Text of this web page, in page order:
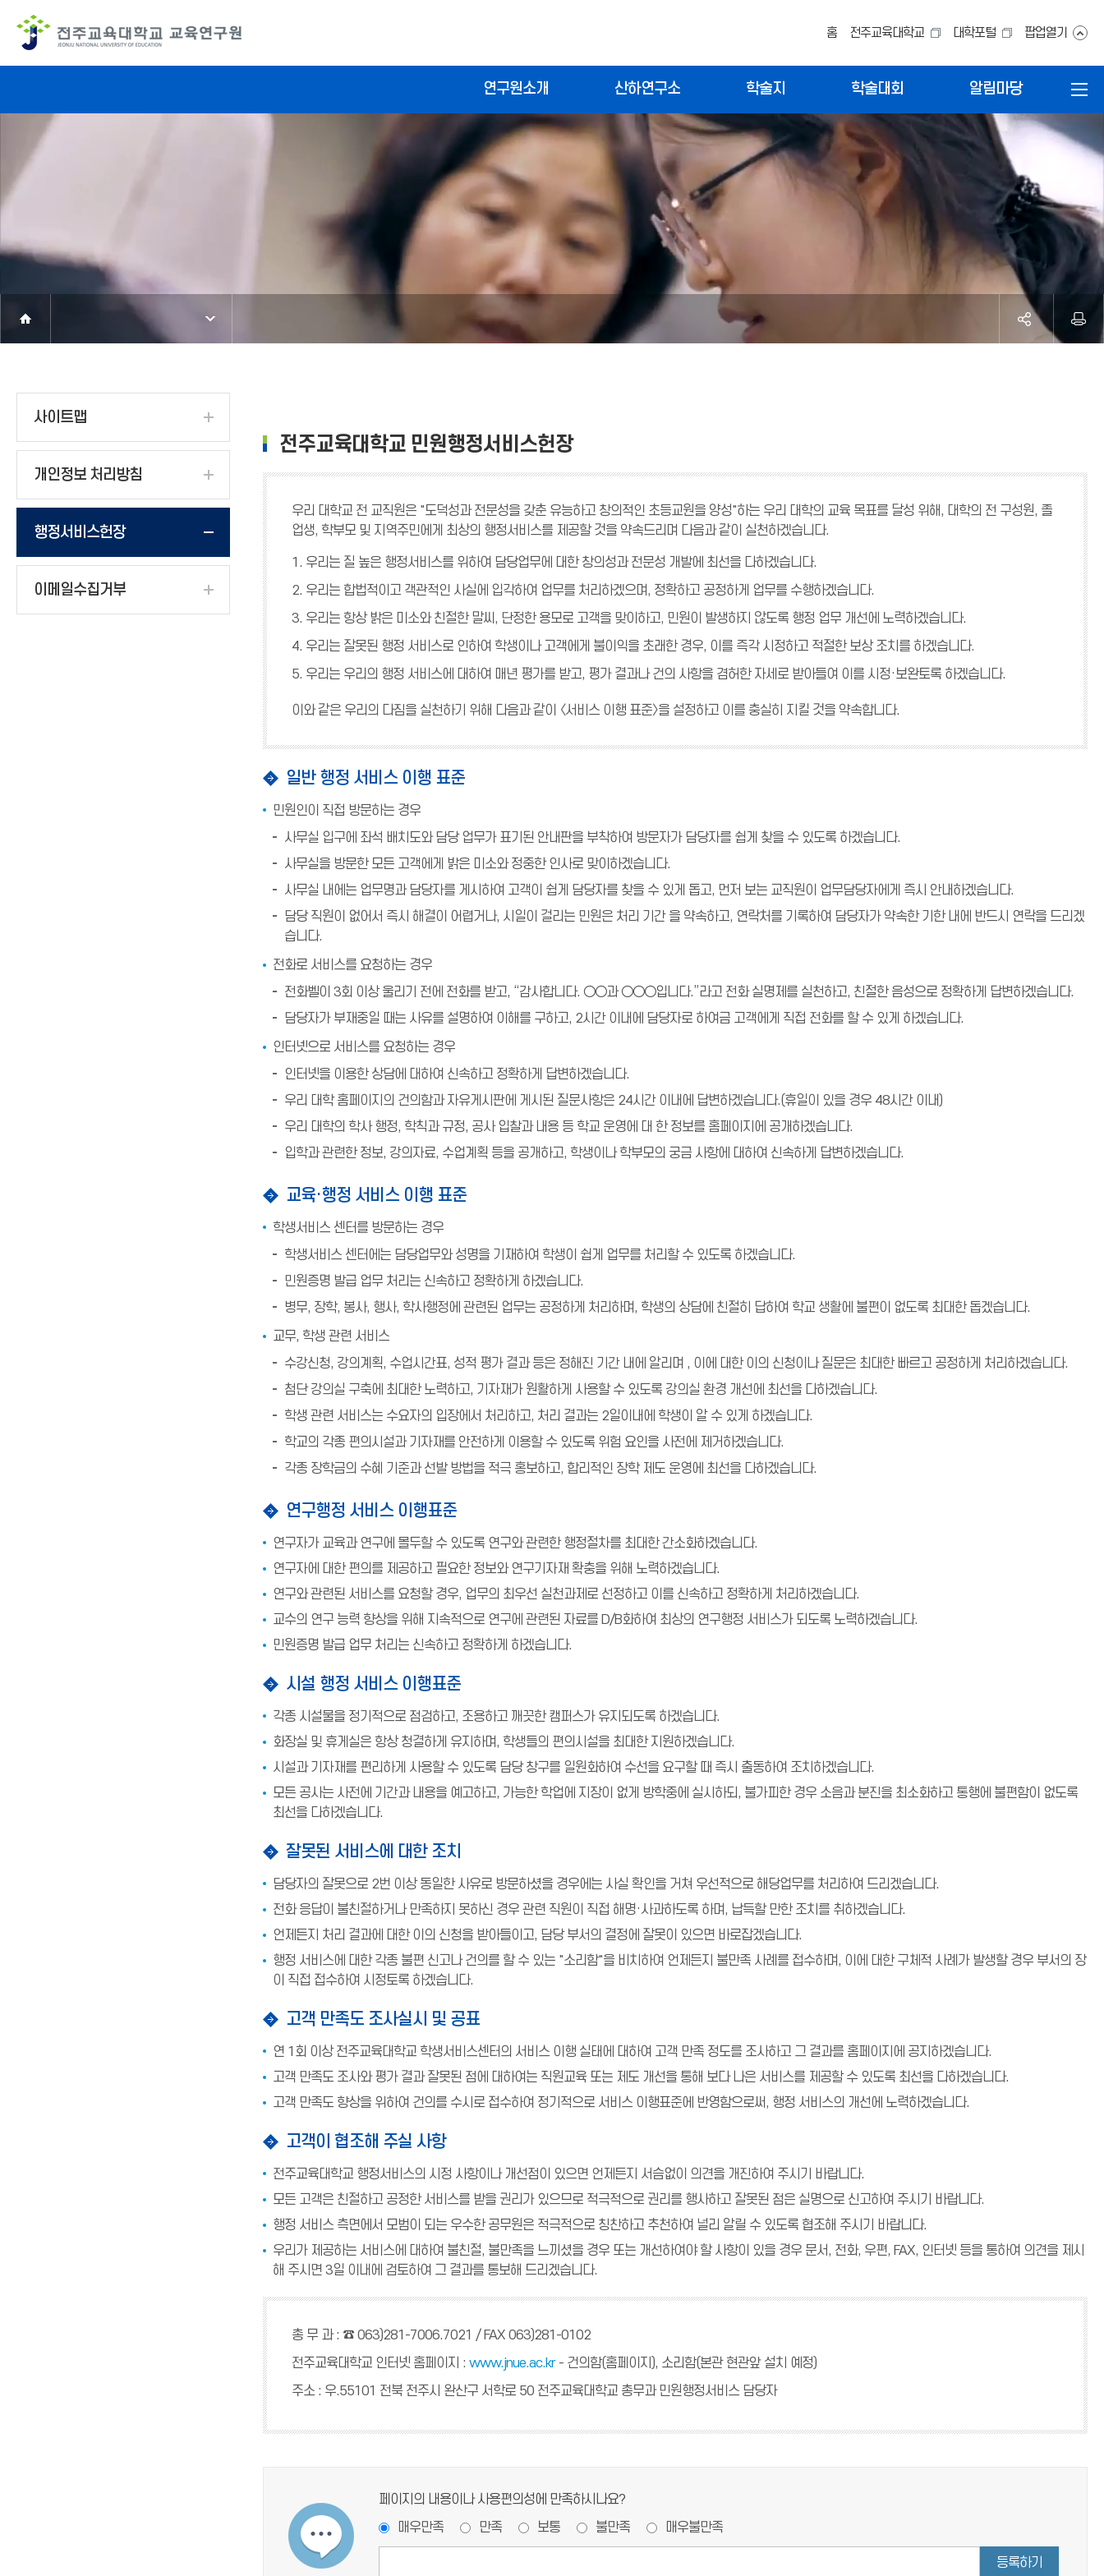
홈 전주교육대학교 대학포털 팝업열기
연구원소개 산하연구소 학술지 학술대회 알림마당
사이트맵
개인정보 처리방침
행정서비스헌장
이메일수집거부
전주교육대학교 민원행정서비스헌장
우리 대학교 전 교직원은 "도덕성과 전문성을 갖춘 유능하고 창의적인 초등교원을 양성"하는 우리 대학의 교육 목표를 달성 위해, 대학의 전 구성원, 졸
업생, 학부모 및 지역주민에게 최상의 행정서비스를 제공할 것을 약속드리며 다음과 같이 실천하겠습니다.
1. 우리는 질 높은 행정서비스를 위하여 담당업무에 대한 창의성과 전문성 개발에 최선을 다하겠습니다.
2. 우리는 합법적이고 객관적인 사실에 입각하여 업무를 처리하겠으며, 정확하고 공정하게 업무를 수행하겠습니다.
3. 우리는 항상 밝은 미소와 친절한 말씨, 단정한 용모로 고객을 맞이하고, 민원이 발생하지 않도록 행정 업무 개선에 노력하겠습니다.
4. 우리는 잘못된 행정 서비스로 인하여 학생이나 고객에게 불이익을 초래한 경우, 이를 즉각 시정하고 적절한 보상 조치를 하겠습니다.
5. 우리는 우리의 행정 서비스에 대하여 매년 평가를 받고, 평가 결과나 건의 사항을 겸허한 자세로 받아들여 이를 시정·보완토록 하겠습니다.
이와 같은 우리의 다짐을 실천하기 위해 다음과 같이 〈서비스 이행 표준〉을 설정하고 이를 충실히 지킬 것을 약속합니다.
일반 행정 서비스 이행 표준
민원인이 직접 방문하는 경우
사무실 입구에 좌석 배치도와 담당 업무가 표기된 안내판을 부착하여 방문자가 담당자를 쉽게 찾을 수 있도록 하겠습니다.
사무실을 방문한 모든 고객에게 밝은 미소와 정중한 인사로 맞이하겠습니다.
사무실 내에는 업무명과 담당자를 게시하여 고객이 쉽게 담당자를 찾을 수 있게 돕고, 먼저 보는 교직원이 업무담당자에게 즉시 안내하겠습니다.
담당 직원이 없어서 즉시 해결이 어렵거나, 시일이 걸리는 민원은 처리 기간 을 약속하고, 연락처를 기록하여 담당자가 약속한 기한 내에 반드시 연락을 드리겠
습니다.
전화로 서비스를 요청하는 경우
전화벨이 3회 이상 울리기 전에 전화를 받고, “감사합니다. ○○과 ○○○입니다.”라고 전화 실명제를 실천하고, 친절한 음성으로 정확하게 답변하겠습니다.
담당자가 부재중일 때는 사유를 설명하여 이해를 구하고, 2시간 이내에 담당자로 하여금 고객에게 직접 전화를 할 수 있게 하겠습니다.
인터넷으로 서비스를 요청하는 경우
인터넷을 이용한 상담에 대하여 신속하고 정확하게 답변하겠습니다.
우리 대학 홈페이지의 건의함과 자유게시판에 게시된 질문사항은 24시간 이내에 답변하겠습니다.(휴일이 있을 경우 48시간 이내)
우리 대학의 학사 행정, 학칙과 규정, 공사 입찰과 내용 등 학교 운영에 대 한 정보를 홈페이지에 공개하겠습니다.
입학과 관련한 정보, 강의자료, 수업계획 등을 공개하고, 학생이나 학부모의 궁금 사항에 대하여 신속하게 답변하겠습니다.
교육·행정 서비스 이행 표준
학생서비스 센터를 방문하는 경우
학생서비스 센터에는 담당업무와 성명을 기재하여 학생이 쉽게 업무를 처리할 수 있도록 하겠습니다.
민원증명 발급 업무 처리는 신속하고 정확하게 하겠습니다.
병무, 장학, 봉사, 행사, 학사행정에 관련된 업무는 공정하게 처리하며, 학생의 상담에 친절히 답하여 학교 생활에 불편이 없도록 최대한 돕겠습니다.
교무, 학생 관련 서비스
수강신청, 강의계획, 수업시간표, 성적 평가 결과 등은 정해진 기간 내에 알리며 , 이에 대한 이의 신청이나 질문은 최대한 빠르고 공정하게 처리하겠습니다.
첨단 강의실 구축에 최대한 노력하고, 기자재가 원활하게 사용할 수 있도록 강의실 환경 개선에 최선을 다하겠습니다.
학생 관련 서비스는 수요자의 입장에서 처리하고, 처리 결과는 2일이내에 학생이 알 수 있게 하겠습니다.
학교의 각종 편의시설과 기자재를 안전하게 이용할 수 있도록 위험 요인을 사전에 제거하겠습니다.
각종 장학금의 수혜 기준과 선발 방법을 적극 홍보하고, 합리적인 장학 제도 운영에 최선을 다하겠습니다.
연구행정 서비스 이행표준
연구자가 교육과 연구에 몰두할 수 있도록 연구와 관련한 행정절차를 최대한 간소화하겠습니다.
연구자에 대한 편의를 제공하고 필요한 정보와 연구기자재 확충을 위해 노력하겠습니다.
연구와 관련된 서비스를 요청할 경우, 업무의 최우선 실천과제로 선정하고 이를 신속하고 정확하게 처리하겠습니다.
교수의 연구 능력 향상을 위해 지속적으로 연구에 관련된 자료를 D/B화하여 최상의 연구행정 서비스가 되도록 노력하겠습니다.
민원증명 발급 업무 처리는 신속하고 정확하게 하겠습니다.
시설 행정 서비스 이행표준
각종 시설물을 정기적으로 점검하고, 조용하고 깨끗한 캠퍼스가 유지되도록 하겠습니다.
화장실 및 휴게실은 항상 청결하게 유지하며, 학생들의 편의시설을 최대한 지원하겠습니다.
시설과 기자재를 편리하게 사용할 수 있도록 담당 창구를 일원화하여 수선을 요구할 때 즉시 출동하여 조치하겠습니다.
모든 공사는 사전에 기간과 내용을 예고하고, 가능한 학업에 지장이 없게 방학중에 실시하되, 불가피한 경우 소음과 분진을 최소화하고 통행에 불편함이 없도록
최선을 다하겠습니다.
잘못된 서비스에 대한 조치
담당자의 잘못으로 2번 이상 동일한 사유로 방문하셨을 경우에는 사실 확인을 거쳐 우선적으로 해당업무를 처리하여 드리겠습니다.
전화 응답이 불친절하거나 만족하지 못하신 경우 관련 직원이 직접 해명·사과하도록 하며, 납득할 만한 조치를 취하겠습니다.
언제든지 처리 결과에 대한 이의 신청을 받아들이고, 담당 부서의 결정에 잘못이 있으면 바로잡겠습니다.
행정 서비스에 대한 각종 불편 신고나 건의를 할 수 있는 "소리함"을 비치하여 언제든지 불만족 사례를 접수하며, 이에 대한 구체적 사례가 발생할 경우 부서의 장
이 직접 접수하여 시정토록 하겠습니다.
고객 만족도 조사실시 및 공표
연 1회 이상 전주교육대학교 학생서비스센터의 서비스 이행 실태에 대하여 고객 만족 정도를 조사하고 그 결과를 홈페이지에 공지하겠습니다.
고객 만족도 조사와 평가 결과 잘못된 점에 대하여는 직원교육 또는 제도 개선을 통해 보다 나은 서비스를 제공할 수 있도록 최선을 다하겠습니다.
고객 만족도 향상을 위하여 건의를 수시로 접수하여 정기적으로 서비스 이행표준에 반영함으로써, 행정 서비스의 개선에 노력하겠습니다.
고객이 협조해 주실 사항
전주교육대학교 행정서비스의 시정 사항이나 개선점이 있으면 언제든지 서슴없이 의견을 개진하여 주시기 바랍니다.
모든 고객은 친절하고 공정한 서비스를 받을 권리가 있으므로 적극적으로 권리를 행사하고 잘못된 점은 실명으로 신고하여 주시기 바랍니다.
행정 서비스 측면에서 모범이 되는 우수한 공무원은 적극적으로 칭찬하고 추천하여 널리 알릴 수 있도록 협조해 주시기 바랍니다.
우리가 제공하는 서비스에 대하여 불친절, 불만족을 느끼셨을 경우 또는 개선하여야 할 사항이 있을 경우 문서, 전화, 우편, FAX, 인터넷 등을 통하여 의견을 제시
해 주시면 3일 이내에 검토하여 그 결과를 통보해 드리겠습니다.
총 무 과 : ☎ 063)281-7006.7021 / FAX 063)281-0102
전주교육대학교 인터넷 홈페이지 : www.jnue.ac.kr- 건의함(홈페이지), 소리함(본관 현관앞 설치 예정)
주소 : 우.55101 전북 전주시 완산구 서학로 50 전주교육대학교 총무과 민원행정서비스 담당자
페이지의 내용이나 사용편의성에 만족하시나요?
매우만족
만족 보통 불만족 매우불만족
등록하기